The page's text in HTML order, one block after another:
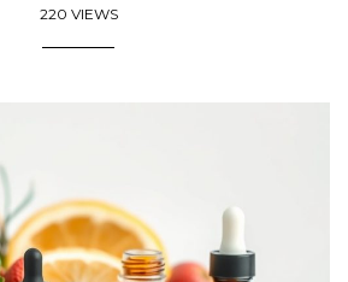
220 VIEWS